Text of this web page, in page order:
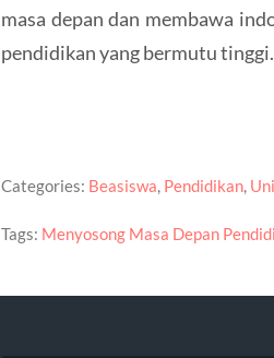
masa depan dan membawa
pendidikan yang bermutu tinggi.
Categories: Beasiswa, Pendidikan,
Tags: Menyosong Masa Depan